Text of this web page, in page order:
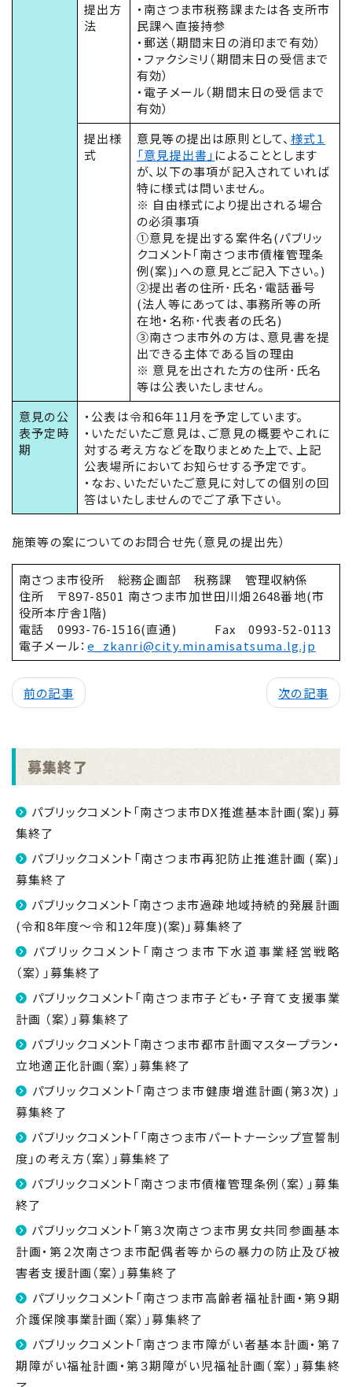
提出方
法
・南さつま市税務課または各支所市
民課へ直接持参
・郵送（期間末日の消印まで有効）
・ファクシミリ（期間末日の受信まで
有効）
・電子メール（期間末日の受信まで
有効）
提出様
式
意見等の提出は原則として、 様式１
「意見提出書」 によることとします
が、以下の事項が記入されていれば
特に様式は問いません。
※ 自由様式により提出される場合
の必須事項
①意見を提出する案件名(パブリッ
クコメント｢南さつま市債権管理条
例(案)｣への意見とご記入下さい。)
②提出者の住所･氏名･電話番号
(法人等にあっては、事務所等の所
在地・名称･代表者の氏名)
③南さつま市外の方は、意見書を提
出できる主体である旨の理由
※ 意見を出された方の住所･氏名
等は公表いたしません。
意見の公
表予定時
期
・公表は令和6年11月を予定しています。
・いただいたご意見は、ご意見の概要やこれに
対する考え方などを取りまとめた上で、上記
公表場所においてお知らせする予定です。
・なお、いただいたご意見に対しての個別の回
答はいたしませんのでご了承下さい。
施策等の案についてのお問合せ先（意見の提出先）
南さつま市役所 総務企画部 税務課 管理収納係
住所 〒897-8501 南さつま市加世田川畑2648番地(市
役所本庁舎1階)
電話 0993-76-1516(直通) Fax 0993-52-0113
電子メール：e_zkanri@city.minamisatsuma.lg.jp
前の記事 次の記事
募集終了
パブリックコメント「南さつま市DX推進基本計画(案)」募
集終了
パブリックコメント「南さつま市再犯防止推進計画 (案)」
募集終了
パブリックコメント「南さつま市過疎地域持続的発展計画
(令和8年度～令和12年度)(案)」募集終了
パブリックコメント「南さつま市下水道事業経営戦略
（案）」募集終了
パブリックコメント「南さつま市子ども・子育て支援事業
計画 （案）」募集終了
パブリックコメント「南さつま市都市計画マスタープラン・
立地適正化計画（案）」募集終了
パブリックコメント「南さつま市健康増進計画(第3次) 」
募集終了
パブリックコメント「「南さつま市パートナーシップ宣誓制
度」の考え方（案）」募集終了
パブリックコメント「南さつま市債権管理条例（案）」募集
終了
パブリックコメント「第３次南さつま市男女共同参画基本
計画・第２次南さつま市配偶者等からの暴力の防止及び被
害者支援計画（案）」募集終了
パブリックコメント「南さつま市高齢者福祉計画・第９期
介護保険事業計画（案）」募集終了
パブリックコメント「南さつま市障がい者基本計画・第７
期障がい福祉計画・第３期障がい児福祉計画（案）」募集終